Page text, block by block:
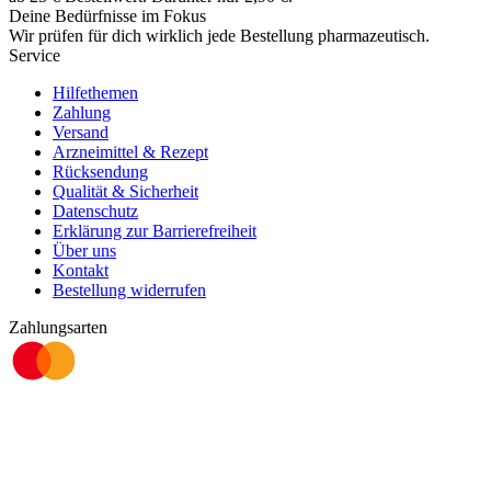
Deine Bedürfnisse im Fokus
Wir prüfen für dich wirklich jede Bestellung pharmazeutisch.
Service
Hilfethemen
Zahlung
Versand
Arzneimittel & Rezept
Rücksendung
Qualität & Sicherheit
Datenschutz
Erklärung zur Barrierefreiheit
Über uns
Kontakt
Bestellung widerrufen
Zahlungsarten